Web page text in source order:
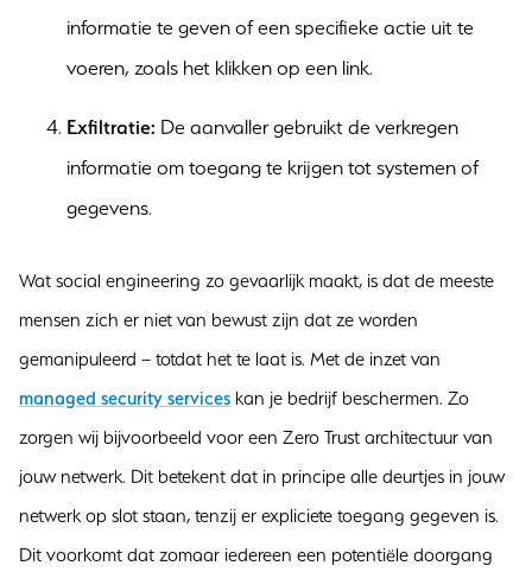
informatie te geven of een specifieke actie uit te
voeren, zoals het klikken op een link.
Exfiltratie: De aanvaller gebruikt de verkregen
informatie om toegang te krijgen tot systemen of
gegevens.
Wat social engineering zo gevaarlijk maakt, is dat de meeste
mensen zich er niet van bewust zijn dat ze worden
gemanipuleerd – totdat het te laat is. Met de inzet van
managed security services kan je bedrijf beschermen. Zo
zorgen wij bijvoorbeeld voor een Zero Trust architectuur van
jouw netwerk. Dit betekent dat in principe alle deurtjes in jouw
netwerk op slot staan, tenzij er expliciete toegang gegeven is.
Dit voorkomt dat zomaar iedereen een potentiële doorgang